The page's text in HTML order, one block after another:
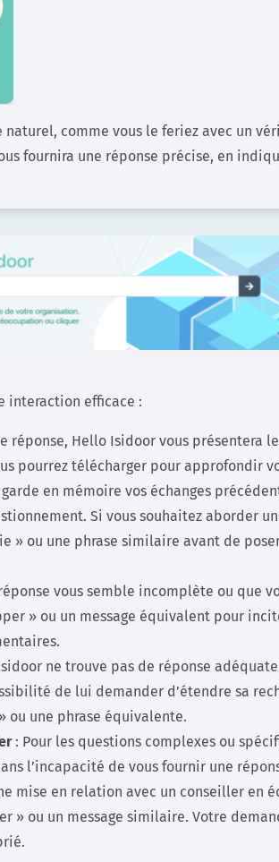
naturel, comme vous le feriez avec un
fournira une réponse précise, en
interaction efficace :
réponse, Hello Isidoor vous présentera
pourrez télécharger pour approfondir
en mémoire vos échanges
Si vous souhaitez aborder
» ou une phrase similaire avant de
vous semble incomplète ou que
» ou un message équivalent pour
ne trouve pas de réponse
de lui demander d’étendre sa
ou une phrase équivalente.
: Pour les questions complexes ou
l’incapacité de vous fournir une
mise en relation avec un conseiller en
» ou un message similaire. Votre